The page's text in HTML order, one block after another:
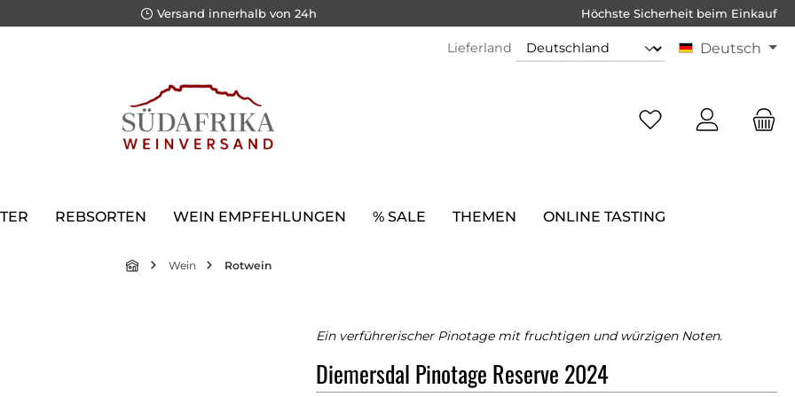
Versand innerhalb von 24h Höchste Sicherheit beim Einkauf
Lieferland Deutsch
REBSORTEN WEIN EMPFEHLUNGEN % SALE THEMEN ONLINE TASTING
Wein Rotwein
Ein verführerischer Pinotage mit fruchtigen und würzigen Noten.
Diemersdal Pinotage Reserve 2024